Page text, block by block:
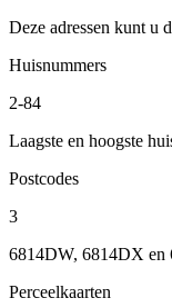
Deze adressen kunt u
Huisnummers
2-84
Laagste en hoogste
Postcodes
3
6814DW, 6814DX en
Perceelkaarten